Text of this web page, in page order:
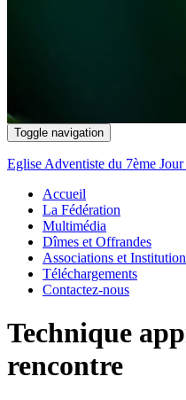
Toggle navigation
Eglise Adventiste du 7ème
Accueil
La Fédération
Multimédia
Dîmes et Offrandes
Associations et
Téléchargements
Contactez-nous
Technique
rencontre